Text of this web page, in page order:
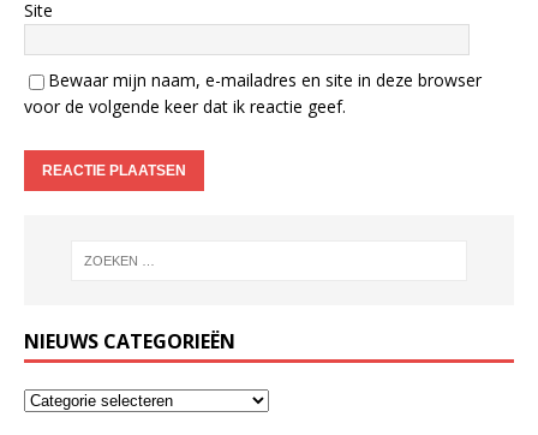
Site
Bewaar mijn naam, e-mailadres en site in deze browser
voor de volgende keer dat ik reactie geef.
NIEUWS CATEGORIEËN